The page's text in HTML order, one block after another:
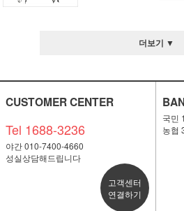
더보기 ▼
CUSTOMER CENTER
Tel 1688-3236
야간 010-7400-4660
성실상담해드립니다
고객센터
연결하기
국민
농협